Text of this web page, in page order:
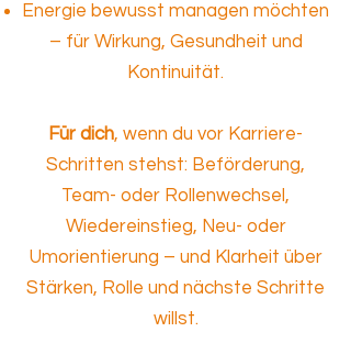
Energie bewusst managen möchten
– für Wirkung, Gesundheit und
Kontinuität.
Für dich, wenn du vor Karriere-
Schritten stehst: Beförderung,
Team- oder Rollenwechsel,
Wiedereinstieg, Neu- oder
Umorientierung – und Klarheit über
Stärken, Rolle und nächste Schritte
willst.